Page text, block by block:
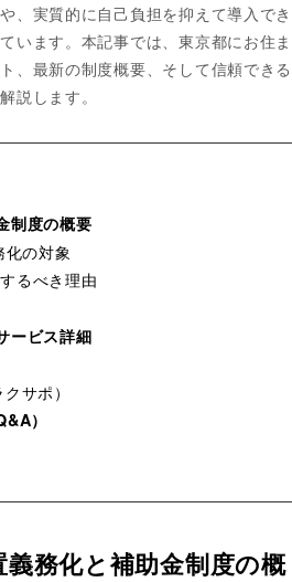
、実質的に自己負担を抑えて導入でき
います。本記事では、東京都にお住ま
、最新の制度概要、そして信頼できる
説します。
制度の概要
の対象
るべき理由
ービス詳細
サポ）
）
務化と補助金制度の概